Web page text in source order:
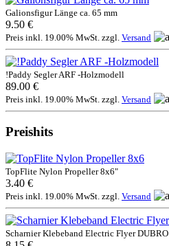
Galionsfigur Länge ca. 65 mm
9.50 €
Preis inkl. 19.00% MwSt. zzgl. Versand
!Paddy Segler ARF -Holzmodell
89.00 €
Preis inkl. 19.00% MwSt. zzgl. Versand
Preishits
TopFlite Nylon Propeller 8x6"
3.40 €
Preis inkl. 19.00% MwSt. zzgl. Versand
Scharnier Klebeband Electric Flyer DUBRO